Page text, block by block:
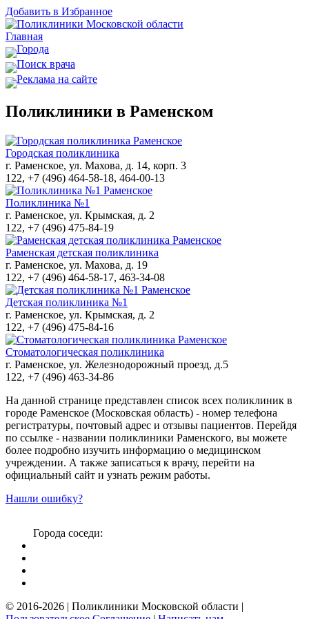
Добавить в Избранное
Главная
Города
Поиск врача
Реклама на сайте
Поликлиники в Раменском
Городская поликлиника
г. Раменское, ул. Махова, д. 14, корп. 3
122, +7 (496) 464-58-18, 464-00-13
Поликлиника №1
г. Раменское, ул. Крымская, д. 2
122, +7 (496) 475-84-19
Раменская детская поликлиника
г. Раменское, ул. Махова, д. 19
122, +7 (496) 464-58-17, 463-34-08
Детская поликлиника №1
г. Раменское, ул. Крымская, д. 2
122, +7 (496) 475-84-16
Стоматологическая поликлиника
г. Раменское, ул. Железнодорожный проезд, д.5
122, +7 (496) 463-34-86
На данной странице представлен список всех поликлиник в
городе Раменское (Московская область) - номер телефона
регистратуры, почтовый адрес и отзывы пациентов. Перейдя
по ссылке - названии поликлиники Раменского, вы можете
более подробно изучить информацию о медицинском
учреждении. А также записаться к врачу, перейти на
официальный сайт и узнать режим работы.
Нашли ошибку?
Города соседи:
© 2016-2026 | Поликлиники Московской области |